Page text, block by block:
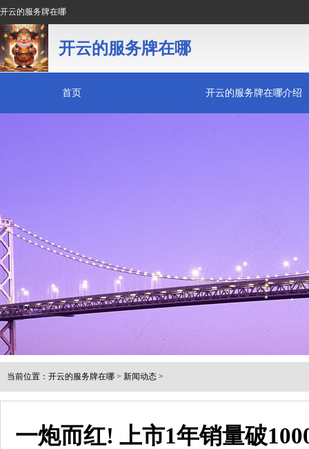
开云的服务牌在哪
开云的服务牌在哪
首页 开云的服务牌在哪介绍
当前位置： 开云的服务牌在哪 > 新闻动态 >
一炮而红! 上市1年销量破